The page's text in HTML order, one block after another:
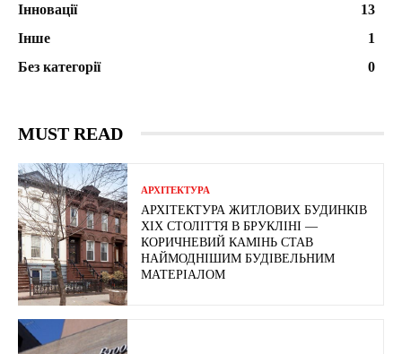
Інновації
13
Інше
1
Без категорії
0
MUST READ
АРХІТЕКТУРА
АРХІТЕКТУРА ЖИТЛОВИХ БУДИНКІВ
ХІХ СТОЛІТТЯ В БРУКЛІНІ —
КОРИЧНЕВИЙ КАМІНЬ СТАВ
НАЙМОДНІШИМ БУДІВЕЛЬНИМ
МАТЕРІАЛОМ